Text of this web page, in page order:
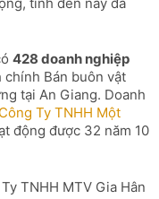
428 doanh nghiệp
Bán buôn vật
tại An Giang. Doanh
Công Ty TNHH Một
động được 32 năm 10
TNHH MTV Gia Hân